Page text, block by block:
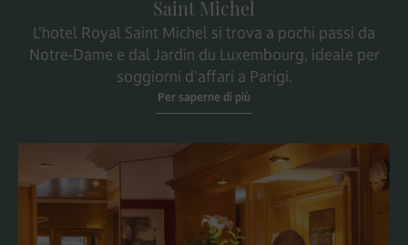
Saint Michel
L'hotel Royal Saint Michel si trova a pochi passi da
Notre-Dame e dal Jardin du Luxembourg, ideale per
soggiorni d'affari a Parigi.
Per saperne di più